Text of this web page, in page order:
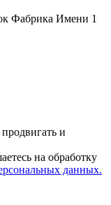
Фабрика Имени 1
и
на обработку
данных.